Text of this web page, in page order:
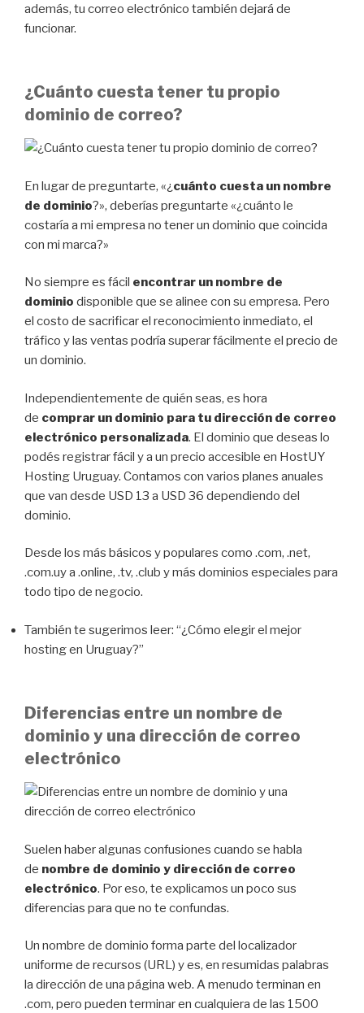
además, tu correo electrónico también dejará de
funcionar.
¿Cuánto cuesta tener tu propio
dominio de correo?
En lugar de preguntarte, «¿cuánto cuesta un nombre
de dominio?», deberías preguntarte «¿cuánto le
costaría a mi empresa no tener un dominio que coincida
con mi marca?»
No siempre es fácil encontrar un nombre de
dominio disponible que se alinee con su empresa. Pero
el costo de sacrificar el reconocimiento inmediato, el
tráfico y las ventas podría superar fácilmente el precio de
un dominio.
Independientemente de quién seas, es hora
de comprar un dominio para tu dirección de correo
electrónico personalizada. El dominio que deseas lo
podés registrar fácil y a un precio accesible en HostUY
Hosting Uruguay. Contamos con varios planes anuales
que van desde USD 13 a USD 36 dependiendo del
dominio.
Desde los más básicos y populares como .com, .net,
.com.uy a .online, .tv, .club y más dominios especiales para
todo tipo de negocio.
También te sugerimos leer: “¿Cómo elegir el mejor
hosting en Uruguay?”
Diferencias entre un nombre de
dominio y una dirección de correo
electrónico
Suelen haber algunas confusiones cuando se habla
de nombre de dominio y dirección de correo
electrónico. Por eso, te explicamos un poco sus
diferencias para que no te confundas.
Un nombre de dominio forma parte del localizador
uniforme de recursos (URL) y es, en resumidas palabras
la dirección de una página web. A menudo terminan en
.com, pero pueden terminar en cualquiera de las 1500